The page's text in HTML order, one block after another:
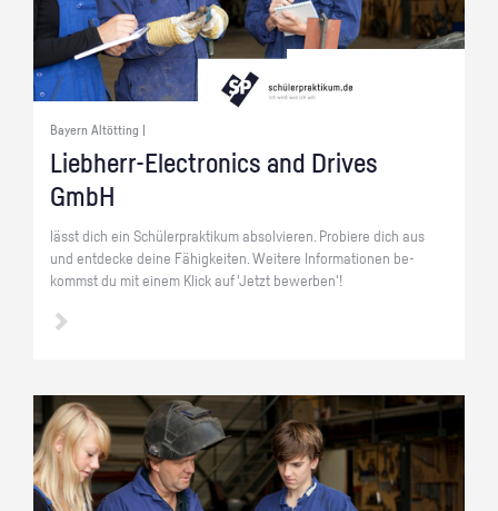
Bayern Altötting |
Lieb­herr-Elec­tro­nics and Dri­ves
GmbH
lässt dich ein Schü­ler­prak­ti­kum ab­sol­vie­ren. Pro­bie­re dich aus
und ent­de­cke deine Fä­hig­kei­ten. Wei­te­re In­for­ma­tio­nen be­
kommst du mit einem Klick auf 'Jetzt be­wer­ben'!